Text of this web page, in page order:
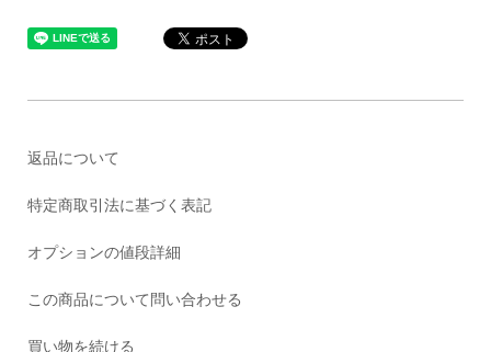
返品について
特定商取引法に基づく表記
オプションの値段詳細
この商品について問い合わせる
買い物を続ける